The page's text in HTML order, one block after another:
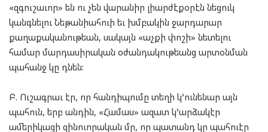
«զգուշաւոր» են ու չեն վարանիր լիարժէքօրէն նեցուկ
կանգնելու Նեթանիահուի եւ խմբակին ջարդարար
քաղաքականութեան, սակայն «աչքի փոշի» նետելու
համար մարդասիրական օժանդակութեանց արտօնման
պահանջ կը դնեն:
Բ. Ուշագրաւ էր, որ հանդիպումը տեղի կ’ունենար այն
պահուն, երբ անդին, «Համաս» ազատ կ’արձակէր
ամերիկացի զինուորական մը, որ պատանդ կը պահուէր